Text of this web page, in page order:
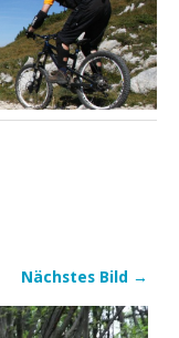
Nächstes Bild →